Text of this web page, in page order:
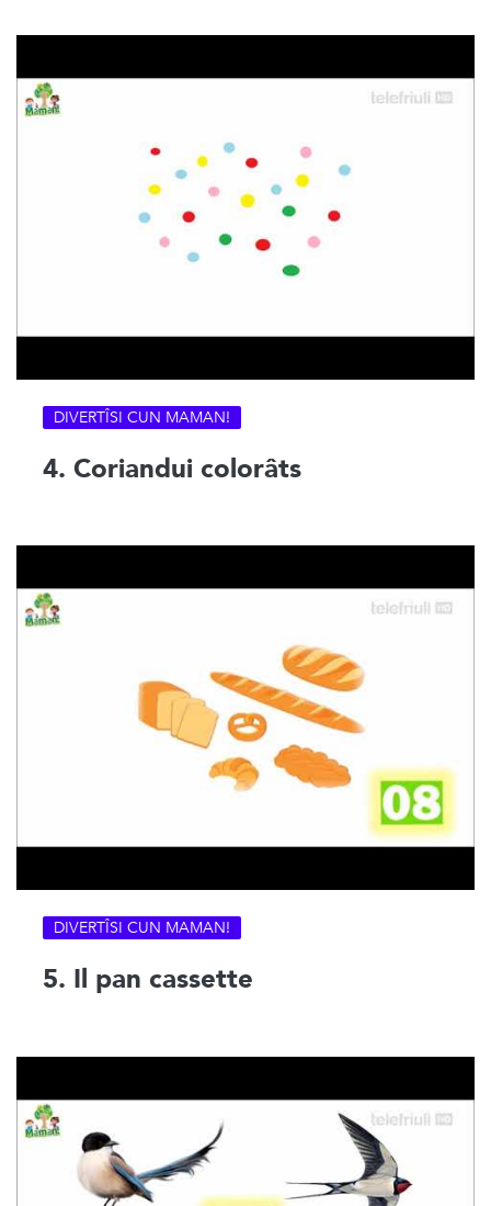
DIVERTÎSI CUN MAMAN!
4. Coriandui colorâts
DIVERTÎSI CUN MAMAN!
5. Il pan cassette